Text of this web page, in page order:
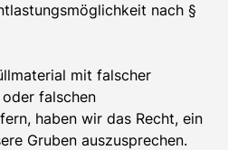
nach §
mit falscher
falschen
haben wir das Recht, ein
Gruben auszusprechen.